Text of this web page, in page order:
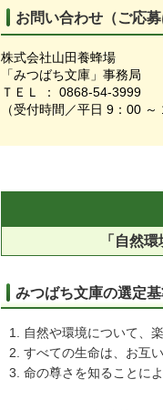
お問い合わせ（ご応
株式会社山田養蜂場
「みつばち文庫」事務局
ＴＥＬ ： 0868-54-3999
（受付時間／平日 9：00 ～
「自然
みつばち文庫の選定
自然や環境について、
すべての生命は、お互
命の尊さを知ることに